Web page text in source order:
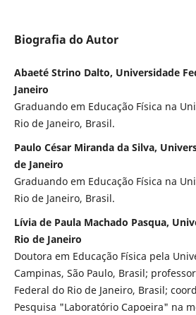
Biografia do Autor
Abaeté Strino Dalto, Universidade
Janeiro
Graduando em Educação Física na
Rio de Janeiro, Brasil.
Paulo César Miranda da Silva,
de Janeiro
Graduando em Educação Física na
Rio de Janeiro, Brasil.
Lívia de Paula Machado Pasqua,
Rio de Janeiro
Doutora em Educação Física pela
Campinas, São Paulo, Brasil;
Federal do Rio de Janeiro, Brasil;
Pesquisa "Laboratório Capoeira" na